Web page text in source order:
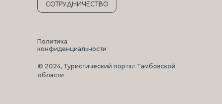
© 2024, Туристический портал Тамбовской
области
Политика
конфиденциальности
СОТРУДНИЧЕСТВО